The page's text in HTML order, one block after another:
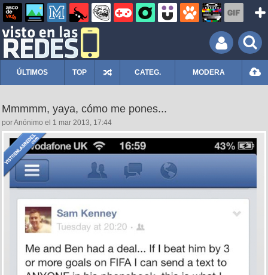
ÚLTIMOS TOP CATEG. MODERA
Mmmmm, yaya, cómo me pones...
por Anónimo el 1 mar 2013, 17:44